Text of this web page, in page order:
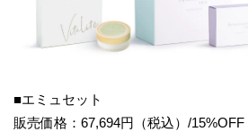
■エミュセット
販売価格：67,694円（税込）/15%OFF